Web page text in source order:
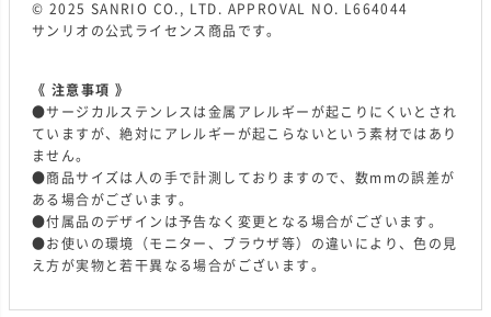
© 2025 SANRIO CO., LTD. APPROVAL NO. L664044
サンリオの公式ライセンス商品です。
《 注意事項 》
●サージカルステンレスは金属アレルギーが起こりにくいとされ
ていますが、絶対にアレルギーが起こらないという素材ではあり
ません。
●商品サイズは人の手で計測しておりますので、数mmの誤差が
ある場合がございます。
●付属品のデザインは予告なく変更となる場合がございます。
●お使いの環境（モニター、ブラウザ等）の違いにより、色の見
え方が実物と若干異なる場合がございます。